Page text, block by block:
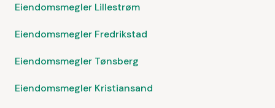
Eiendomsmegler Lillestrøm
Eiendomsmegler Fredrikstad
Eiendomsmegler Tønsberg
Eiendomsmegler Kristiansand